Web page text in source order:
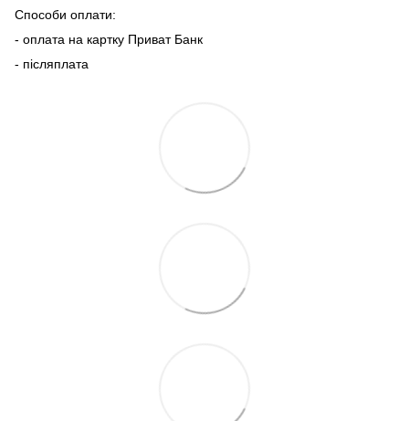
Способи оплати:
- оплата на картку Приват Банк
- післяплата